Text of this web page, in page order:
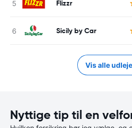
Flizzr
Sicily by Car
Vis alle
Nyttige tip til en